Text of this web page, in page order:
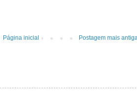
Postagem mais
Página inicial